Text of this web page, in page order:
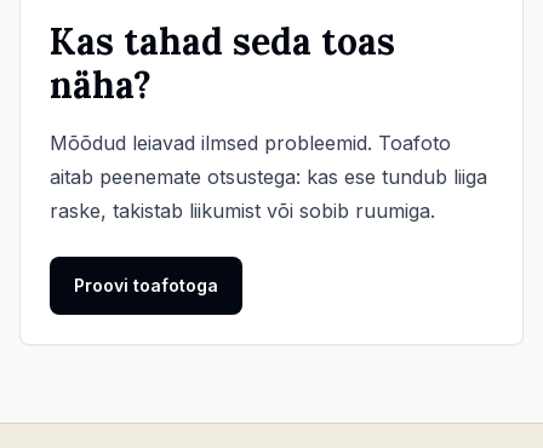
Kas tahad seda toas
näha?
Mõõdud leiavad ilmsed probleemid. Toafoto
aitab peenemate otsustega: kas ese tundub liiga
raske, takistab liikumist või sobib ruumiga.
Proovi toafotoga